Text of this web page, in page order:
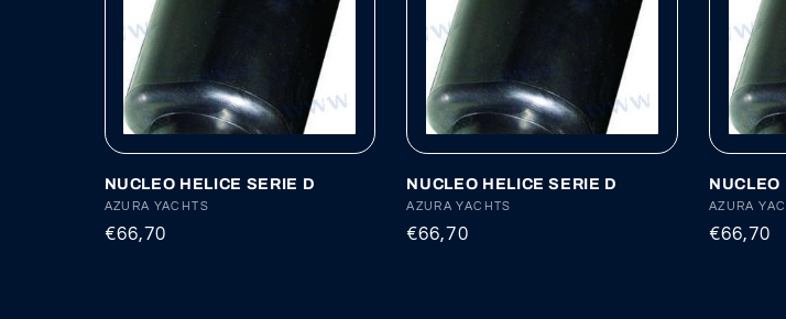
NUCLEO HELICE SERIE D
Proveedor:
AZURA YACHTS
Precio
€66,70
NUCLEO HELICE SERIE D
Proveedor:
AZURA YACHTS
Precio
€66,70
NUCLEO
AZURA
Precio
€66,70